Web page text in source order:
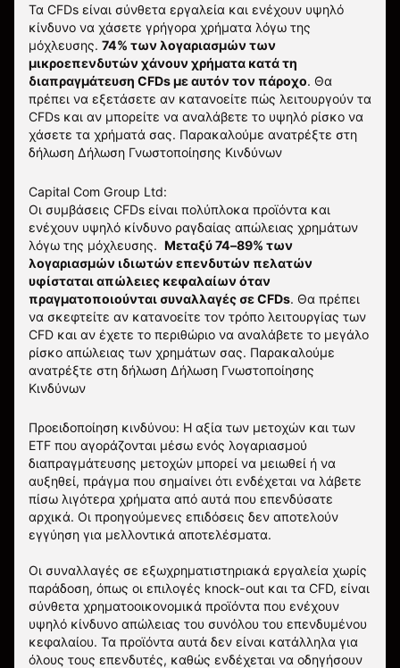
Τα CFDs είναι σύνθετα εργαλεία και ενέχουν υψηλό
κίνδυνο να χάσετε γρήγορα χρήματα λόγω της
μόχλευσης. 74% των λογαριασμών των
μικροεπενδυτών χάνουν χρήματα κατά τη
διαπραγμάτευση CFDs με αυτόν τον πάροχο. Θα
πρέπει να εξετάσετε αν κατανοείτε πώς λειτουργούν τα
CFDs και αν μπορείτε να αναλάβετε το υψηλό ρίσκο να
χάσετε τα χρήματά σας. Παρακαλούμε ανατρέξτε στη
δήλωση Δήλωση Γνωστοποίησης Κινδύνων
Capital Com Group Ltd:
Οι συμβάσεις CFDs είναι πολύπλοκα προϊόντα και
ενέχουν υψηλό κίνδυνο ραγδαίας απώλειας χρημάτων
λόγω της μόχλευσης. Μεταξύ 74–89% των
λογαριασμών ιδιωτών επενδυτών πελατών
υφίσταται απώλειες κεφαλαίων όταν
πραγματοποιούνται συναλλαγές σε CFDs. Θα πρέπει
να σκεφτείτε αν κατανοείτε τον τρόπο λειτουργίας των
CFD και αν έχετε το περιθώριο να αναλάβετε το μεγάλο
ρίσκο απώλειας των χρημάτων σας. Παρακαλούμε
ανατρέξτε στη δήλωση Δήλωση Γνωστοποίησης
Κινδύνων
Προειδοποίηση κινδύνου: Η αξία των μετοχών και των
ETF που αγοράζονται μέσω ενός λογαριασμού
διαπραγμάτευσης μετοχών μπορεί να μειωθεί ή να
αυξηθεί, πράγμα που σημαίνει ότι ενδέχεται να λάβετε
πίσω λιγότερα χρήματα από αυτά που επενδύσατε
αρχικά. Οι προηγούμενες επιδόσεις δεν αποτελούν
εγγύηση για μελλοντικά αποτελέσματα.
Οι συναλλαγές σε εξωχρηματιστηριακά εργαλεία χωρίς
παράδοση, όπως οι επιλογές knock-out και τα CFD, είναι
σύνθετα χρηματοοικονομικά προϊόντα που ενέχουν
υψηλό κίνδυνο απώλειας του συνόλου του επενδυμένου
κεφαλαίου. Τα προϊόντα αυτά δεν είναι κατάλληλα για
όλους τους επενδυτές, καθώς ενδέχεται να οδηγήσουν